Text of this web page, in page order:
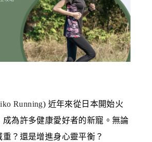
Running) 近年來從日本開始火
成為許多健康愛好者的新寵。無論
？還是增進身心靈平衡？